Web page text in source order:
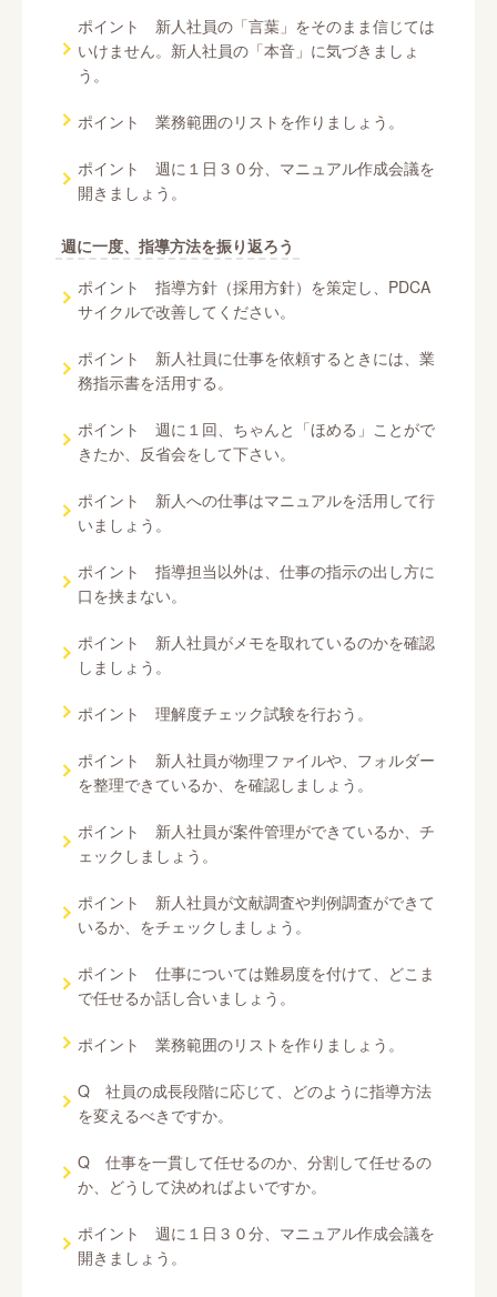
ポイント 新人社員の「言葉」をそのまま信じては
いけません。新人社員の「本音」に気づきましょ
う。
ポイント 業務範囲のリストを作りましょう。
ポイント 週に１日３０分、マニュアル作成会議を
開きましょう。
週に一度、指導方法を振り返ろう
ポイント 指導方針（採用方針）を策定し、PDCA
サイクルで改善してください。
ポイント 新人社員に仕事を依頼するときには、業
務指示書を活用する。
ポイント 週に１回、ちゃんと「ほめる」ことがで
きたか、反省会をして下さい。
ポイント 新人への仕事はマニュアルを活用して行
いましょう。
ポイント 指導担当以外は、仕事の指示の出し方に
口を挟まない。
ポイント 新人社員がメモを取れているのかを確認
しましょう。
ポイント 理解度チェック試験を行おう。
ポイント 新人社員が物理ファイルや、フォルダー
を整理できているか、を確認しましょう。
ポイント 新人社員が案件管理ができているか、チ
ェックしましょう。
ポイント 新人社員が文献調査や判例調査ができて
いるか、をチェックしましょう。
ポイント 仕事については難易度を付けて、どこま
で任せるか話し合いましょう。
ポイント 業務範囲のリストを作りましょう。
Q 社員の成長段階に応じて、どのように指導方法
を変えるべきですか。
Q 仕事を一貫して任せるのか、分割して任せるの
か、どうして決めればよいですか。
ポイント 週に１日３０分、マニュアル作成会議を
開きましょう。